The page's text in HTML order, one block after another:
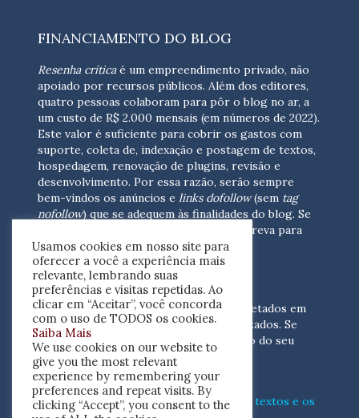
FINANCIAMENTO DO BLOG
Resenha críticaé um empreendimento privado, não
apoiado por recursos públicos. Além dos editores,
quatro pessoas colaboram para pôr o blog no ar, a
um custo de R$ 2.000 mensais (em números de 2022).
Este valor é suficiente para cobrir os gastos com
suporte, coleta de, indexação e postagem de textos,
hospedagem, renovação de plugins, revisão e
desenvolvimento. Por essa razão, serão sempre
bem-vindos os anúncios e links dofollow(sem tag
nofollow) que se adequem às finalidades do blog. Se
escreva para
nós(contato@resenhacritica.com.br)
FONTES E ACERVO
As resenhas, dossiês e sumários são coletados em
periódicos acadêmicos e sites especializados. Se
você tem interesse em divulgar o acervo do seu
periódico, escreva para nós
(contato@resenhacritica.com.br)
Conheça omodocomo processamos os textos e os
Usamos cookies em nosso site para
oferecer a você a experiência mais
relevante, lembrando suas
preferências e visitas repetidas. Ao
clicar em “Aceitar”, você concorda
com o uso de TODOS os cookies.
Saiba Mais
We use cookies on our website to
give you the most relevant
experience by remembering your
preferences and repeat visits. By
clicking “Accept”, you consent to the